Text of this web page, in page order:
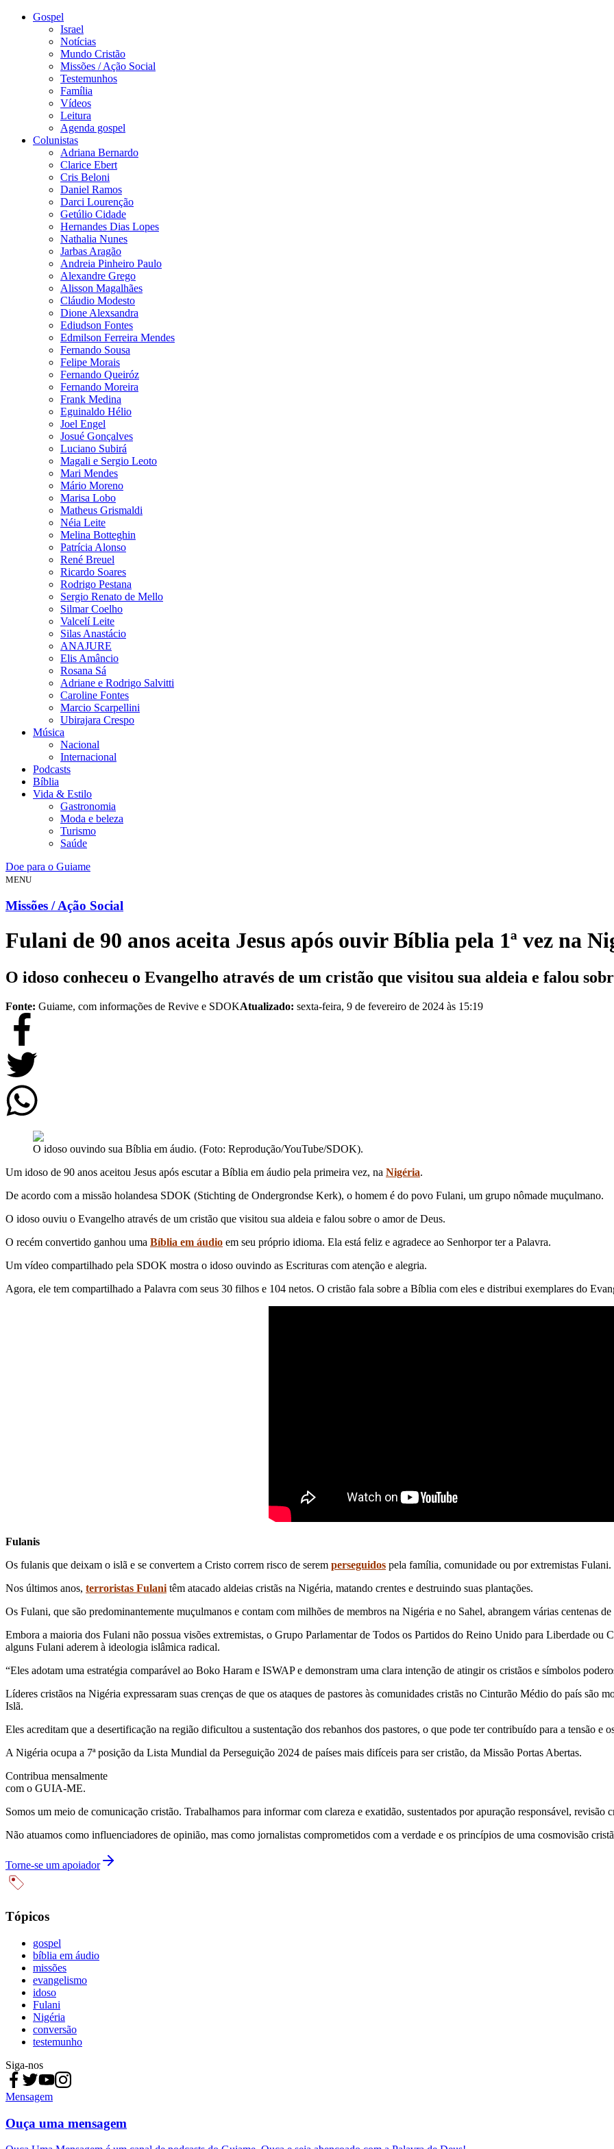
Gospel
Israel
Notícias
Mundo Cristão
Missões / Ação Social
Testemunhos
Família
Vídeos
Leitura
Agenda gospel
Colunistas
Adriana Bernardo
Clarice Ebert
Cris Beloni
Daniel Ramos
Darci Lourenção
Getúlio Cidade
Hernandes Dias Lopes
Nathalia Nunes
Jarbas Aragão
Andreia Pinheiro Paulo
Alexandre Grego
Alisson Magalhães
Cláudio Modesto
Dione Alexsandra
Ediudson Fontes
Edmilson Ferreira Mendes
Fernando Sousa
Felipe Morais
Fernando Queiróz
Fernando Moreira
Frank Medina
Eguinaldo Hélio
Joel Engel
Josué Gonçalves
Luciano Subirá
Magali e Sergio Leoto
Mari Mendes
Mário Moreno
Marisa Lobo
Matheus Grismaldi
Néia Leite
Melina Botteghin
Patrícia Alonso
René Breuel
Ricardo Soares
Rodrigo Pestana
Sergio Renato de Mello
Silmar Coelho
Valcelí Leite
Silas Anastácio
ANAJURE
Elis Amâncio
Rosana Sá
Adriane e Rodrigo Salvitti
Caroline Fontes
Marcio Scarpellini
Ubirajara Crespo
Música
Nacional
Internacional
Podcasts
Bíblia
Vida & Estilo
Gastronomia
Moda e beleza
Turismo
Saúde
Doe para o Guiame
MENU
Missões / Ação Social
Fulani de 90 anos aceita Jesus após ouvir Bíblia pela 1ª vez na
O idoso conheceu o Evangelho através de um cristão que visitou sua aldeia e falou
Fonte: Guiame, com informações de Revive e SDOKAtualizado: sexta-feira, 9 de fevereiro de 2024 às 15:19
O idoso ouvindo sua Bíblia em áudio. (Foto: Reprodução/YouTube/SDOK).
Um idoso de 90 anos aceitou Jesus após escutar a Bíblia em áudio pela primeira vez, na Nigéria.
De acordo com a missão holandesa SDOK (Stichting de Ondergrondse Kerk), o homem é do povo Fulani, um grupo nômade muçulmano.
O idoso ouviu o Evangelho através de um cristão que visitou sua aldeia e falou sobre o amor de Deus.
O recém convertido ganhou uma Bíblia em áudio em seu próprio idioma. Ela está feliz e agradece ao Senhorpor ter a Palavra.
Um vídeo compartilhado pela SDOK mostra o idoso ouvindo as Escrituras com atenção e alegria.
Agora, ele tem compartilhado a Palavra com seus 30 filhos e 104 netos. O cristão fala sobre a Bíblia com eles e distribui exemplares do
Fulanis
Os fulanis que deixam o islã e se convertem a Cristo correm risco de serem perseguidos pela família, comunidade ou por extremistas Fulani.
Nos últimos anos, terroristas Fulani têm atacado aldeias cristãs na Nigéria, matando crentes e destruindo suas plantações.
Os Fulani, que são predominantemente muçulmanos e contam com milhões de membros na Nigéria e no Sahel, abrangem várias centenas
Embora a maioria dos Fulani não possua visões extremistas, o Grupo Parlamentar de Todos os Partidos do Reino Unido para Liberdade
alguns Fulani aderem à ideologia islâmica radical.
“Eles adotam uma estratégia comparável ao Boko Haram e ISWAP e demonstram uma clara intenção de atingir os cristãos e símbolos
Líderes cristãos na Nigéria expressaram suas crenças de que os ataques de pastores às comunidades cristãs no Cinturão Médio do país são
Islã.
Eles acreditam que a desertificação na região dificultou a sustentação dos rebanhos dos pastores, o que pode ter contribuído para a tensão e
A Nigéria ocupa a 7ª posição da Lista Mundial da Perseguição 2024 de países mais difíceis para ser cristão, da Missão Portas Abertas.
Contribua mensalmente
com o GUIA-ME.
Somos um meio de comunicação cristão. Trabalhamos para informar com clareza e exatidão, sustentados por apuração responsável, revisão
Não atuamos como influenciadores de opinião, mas como jornalistas comprometidos com a verdade e os princípios de uma cosmovisão
Torne-se um apoiador
Tópicos
gospel
bíblia em áudio
missões
evangelismo
idoso
Fulani
Nigéria
conversão
testemunho
Siga-nos
Mensagem
Ouça uma mensagem